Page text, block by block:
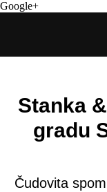
Google+
Stanka
gradu
Čudovita